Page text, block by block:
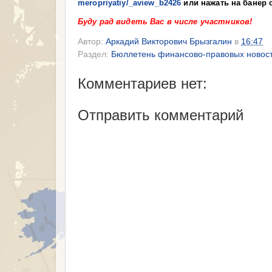
meropriyatiy/_aview_b2426 или нажать на банер
Буду рад видеть Вас в числе участников!
Автор: Аркадий Викторович Брызгалин в 16:47
Раздел: Бюллетень финансово-правовых
Комментариев нет:
Отправить комментарий